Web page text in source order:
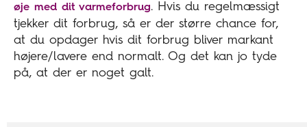
øje med dit varmeforbrug. Hvis du regelmæssigt
tjekker dit forbrug, så er der større chance for,
at du opdager hvis dit forbrug bliver markant
højere/lavere end normalt. Og det kan jo tyde
på, at der er noget galt.